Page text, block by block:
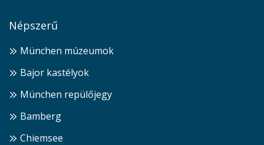
Népszerű
München múzeumok
Bajor kastélyok
München repülőjegy
Bamberg
Chiemsee